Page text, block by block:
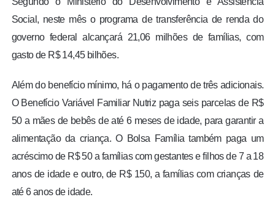
Social, neste mês o programa de transferência de renda do
governo federal alcançará 21,06 milhões de famílias, com
gasto de R$ 14,45 bilhões.
Além do benefício mínimo, há o pagamento de três adicionais.
O Benefício Variável Familiar Nutriz paga seis parcelas de R$
50 a mães de bebês de até 6 meses de idade, para garantir a
alimentação da criança. O Bolsa Família também paga um
acréscimo de R$ 50 a famílias com gestantes e filhos de 7 a 18
anos de idade e outro, de R$ 150, a famílias com crianças de
até 6 anos de idade.